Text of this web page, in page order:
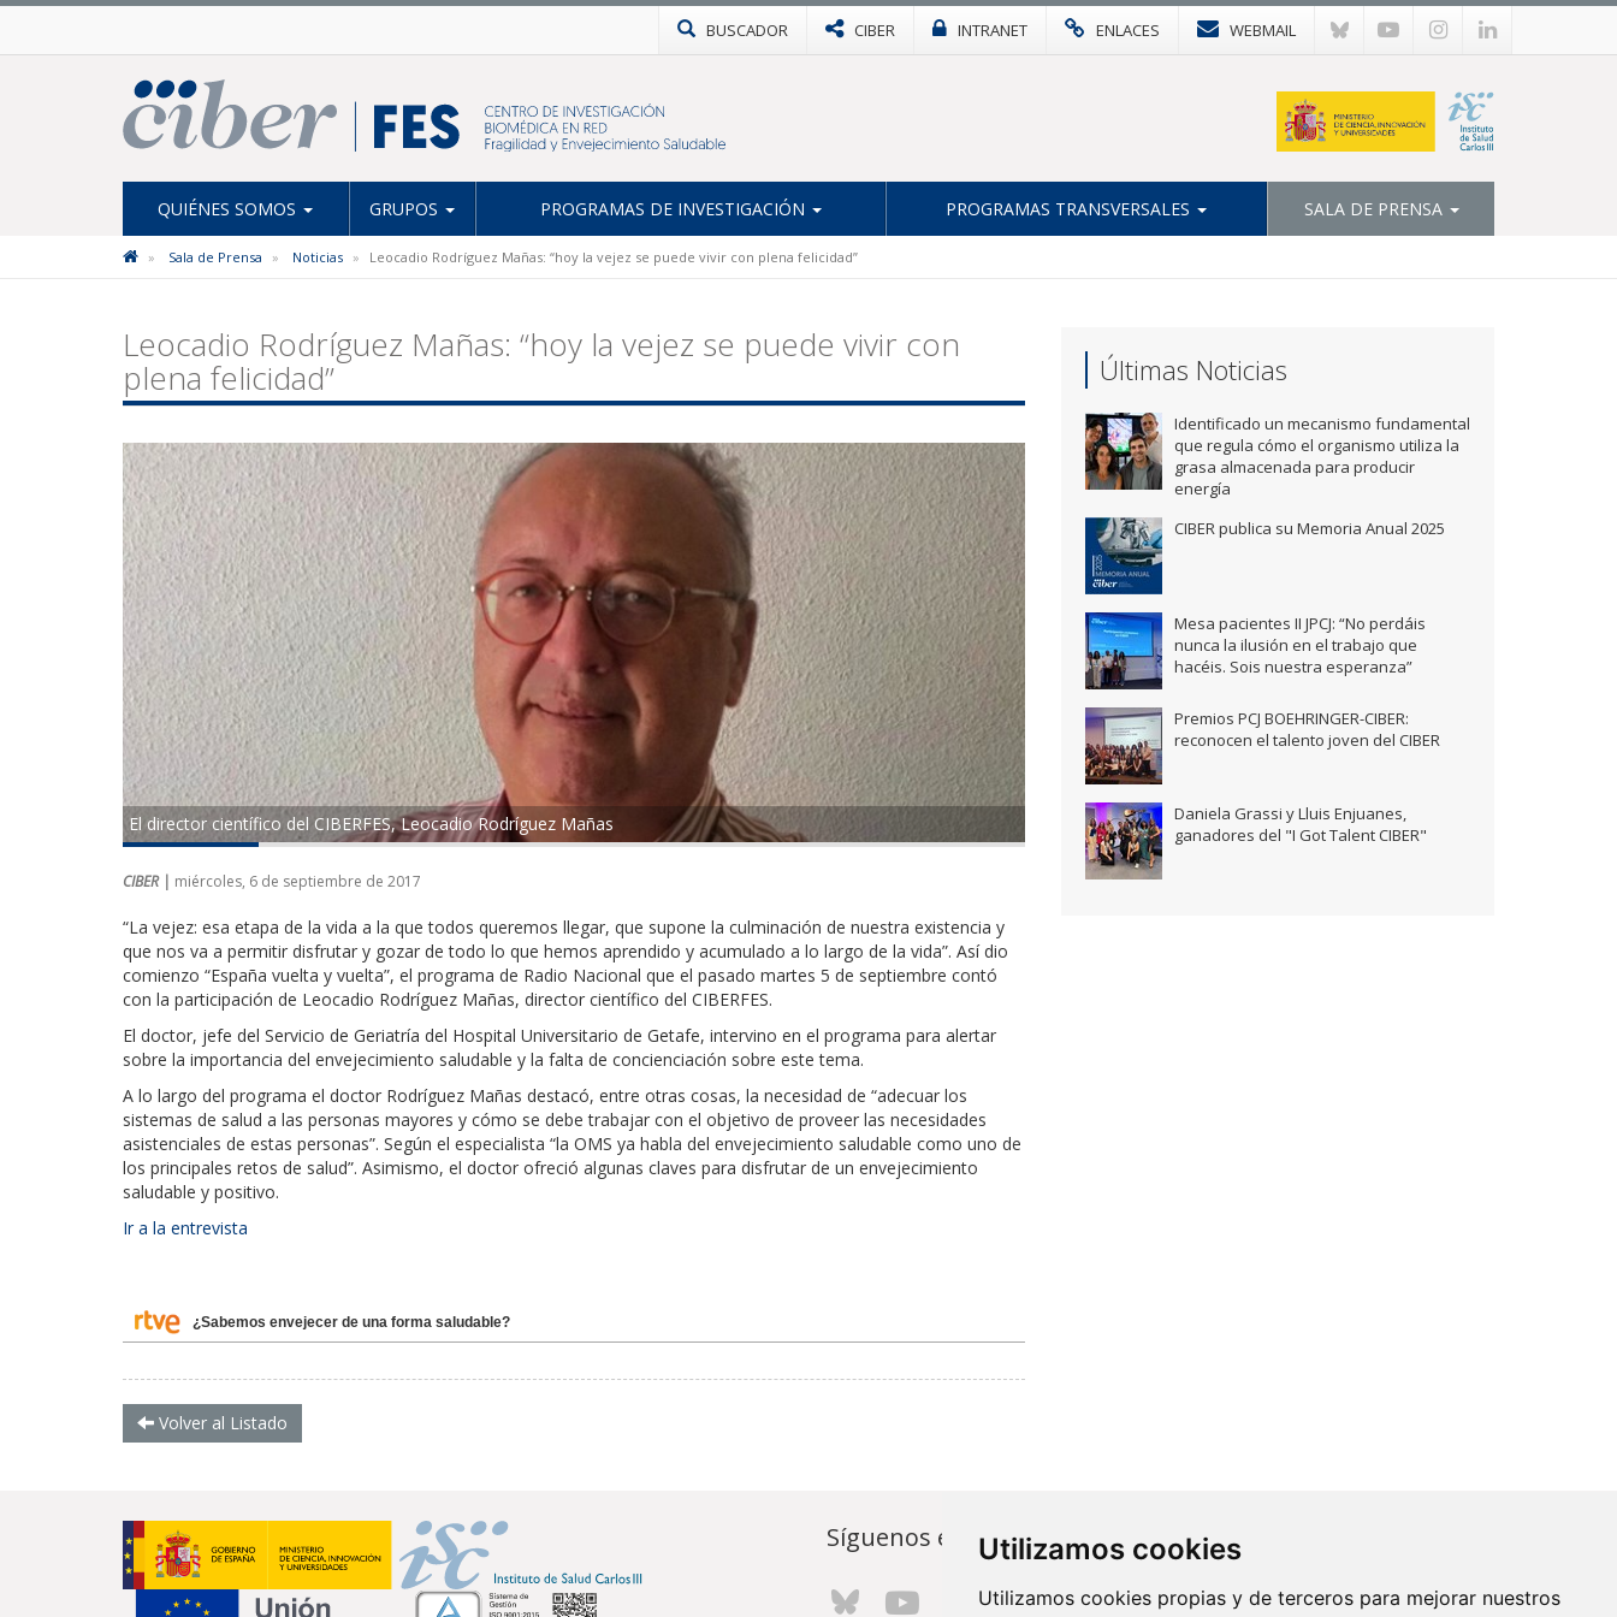
Utilizamos cookies
Utilizamos cookies propias y de terceros para mejorar nuestros
BUSCADOR CIBER INTRANET ENLACES WEBMAIL
QUIÉNES SOMOS GRUPOS PROGRAMAS DE INVESTIGACIÓN PROGRAMAS TRANSVERSALES SALA DE PRENSA
Sala de Prensa Noticias Leocadio Rodríguez Mañas: “hoy la vejez se puede vivir con plena felicidad”
Leocadio Rodríguez Mañas: “hoy la vejez se puede vivir con
plena felicidad”
El director científico del CIBERFES, Leocadio Rodríguez Mañas
CIBER | miércoles, 6 de septiembre de 2017
“La vejez: esa etapa de la vida a la que todos queremos llegar, que supone la culminación de nuestra existencia y
que nos va a permitir disfrutar y gozar de todo lo que hemos aprendido y acumulado a lo largo de la vida”. Así dio
comienzo “España vuelta y vuelta”, el programa de Radio Nacional que el pasado martes 5 de septiembre contó
con la participación de Leocadio Rodríguez Mañas, director científico del CIBERFES.
El doctor, jefe del Servicio de Geriatría del Hospital Universitario de Getafe, intervino en el programa para alertar
sobre la importancia del envejecimiento saludable y la falta de concienciación sobre este tema.
A lo largo del programa el doctor Rodríguez Mañas destacó, entre otras cosas, la necesidad de “adecuar los
sistemas de salud a las personas mayores y cómo se debe trabajar con el objetivo de proveer las necesidades
asistenciales de estas personas”. Según el especialista “la OMS ya habla del envejecimiento saludable como uno de
los principales retos de salud”. Asimismo, el doctor ofreció algunas claves para disfrutar de un envejecimiento
saludable y positivo.
Ir a la entrevista
¿Sabemos envejecer de una forma saludable?
Volver al Listado
Últimas Noticias
Identificado un mecanismo fundamental
que regula cómo el organismo utiliza la
grasa almacenada para producir
energía
CIBER publica su Memoria Anual 2025
Mesa pacientes II JPCJ: “No perdáis
nunca la ilusión en el trabajo que
hacéis. Sois nuestra esperanza”
Premios PCJ BOEHRINGER-CIBER:
reconocen el talento joven del CIBER
Daniela Grassi y Lluis Enjuanes,
ganadores del "I Got Talent CIBER"
Síguenos en... Contacto
Av. Monforte de Lemos, 3-5. Pabellón
11. Planta 0 28029 Madrid